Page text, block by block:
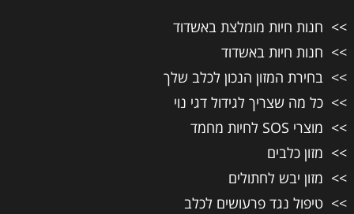
חנות חיות מומלצת באשדוד
חנות חיות באשדוד
בחירת המזון הנכון לכלב שלך
כל מה שצריך לגידול דגי נוי
מוצרי SOS לחיות מחמד
מזון כלבים
מזון יבש לחתולים
טיפול נגד פרעושים לכלב